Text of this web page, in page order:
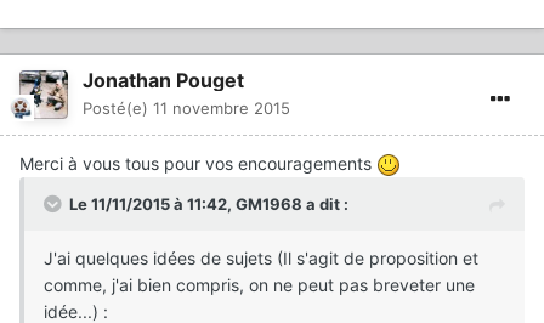
Jonathan Pouget
Posté(e) 11 novembre 2015
Merci à vous tous pour vos encouragements
Le 11/11/2015 à 11:42, GM1968 a dit :
J'ai quelques idées de sujets (Il s'agit de proposition et
comme, j'ai bien compris, on ne peut pas breveter une
idée...) :